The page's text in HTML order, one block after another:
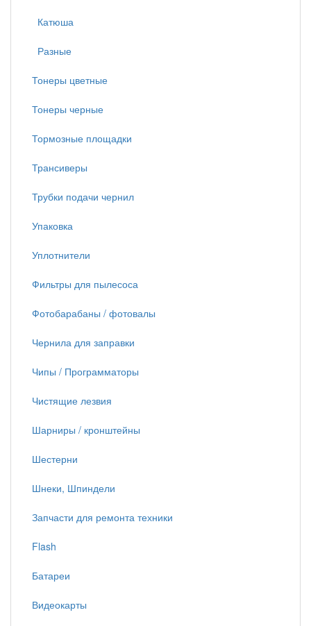
Катюша
Разные
Тонеры цветные
Тонеры черные
Тормозные площадки
Трансиверы
Трубки подачи чернил
Упаковка
Уплотнители
Фильтры для пылесоса
Фотобарабаны / фотовалы
Чернила для заправки
Чипы / Программаторы
Чистящие лезвия
Шарниры / кронштейны
Шестерни
Шнеки, Шпиндели
Запчасти для ремонта техники
Flash
Батареи
Видеокарты